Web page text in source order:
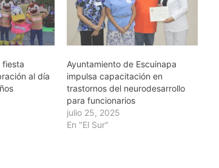
fiesta
al día
Ayuntamiento de Escuinapa
impulsa capacitación en
trastornos del neurodesarrollo
para funcionarios
julio 25, 2025
En "El Sur"